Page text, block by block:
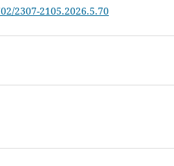
2307-2105.2026.5.70